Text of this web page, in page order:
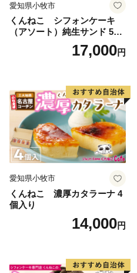
愛知県小牧市
くんねこ シフォンケーキ
（アソート）純生サンド 5個
17,000円
愛知県小牧市
くんねこ 濃厚カタラーナ 4
個入り
14,000円